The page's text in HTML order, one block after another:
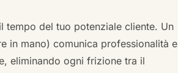
del tuo potenziale cliente. Un
in mano) comunica professionalità e
eliminando ogni frizione tra il